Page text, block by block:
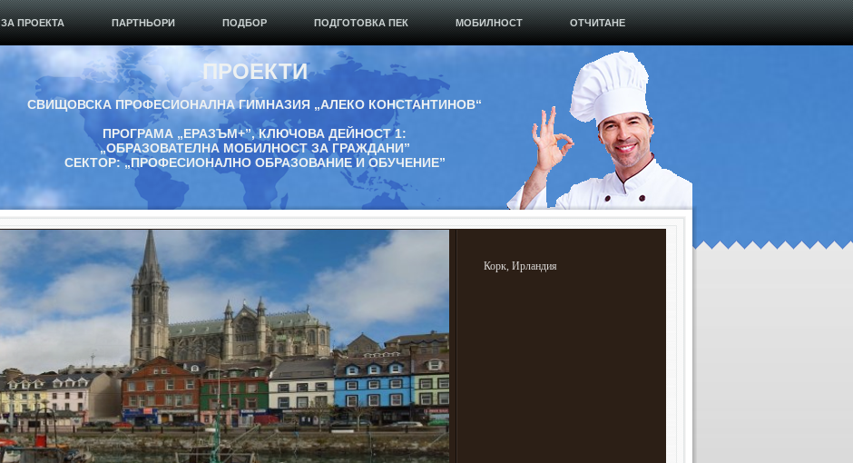
ЗА ПРОЕКТА ПАРТНЬОРИ ПОДБОР ПОДГОТОВКА ПЕК МОБИЛНОСТ ОТЧИТАНЕ
ПРОЕКТИ
СВИЩОВСКА ПРОФЕСИОНАЛНА ГИМНАЗИЯ „АЛЕКО КОНСТАНТИНОВ“
ПРОГРАМА „ЕРАЗЪМ+”, КЛЮЧОВА ДЕЙНОСТ 1:
„ОБРАЗОВАТЕЛНА МОБИЛНОСТ ЗА ГРАЖДАНИ”
СЕКТОР: „ПРОФЕСИОНАЛНО ОБРАЗОВАНИЕ И ОБУЧЕНИЕ”
Корк, Ирландия